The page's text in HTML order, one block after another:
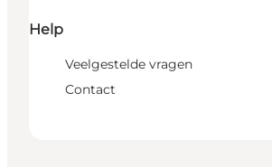
Help
Veelgestelde vragen
Contact